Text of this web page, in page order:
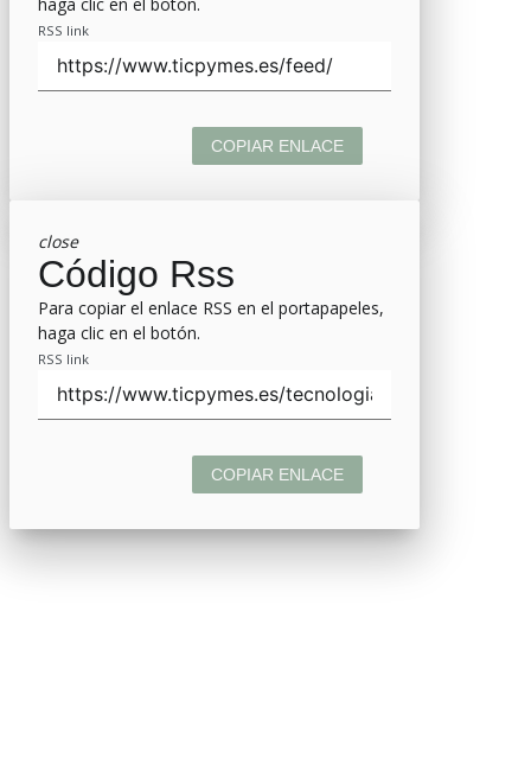
RSS link
COPIAR ENLACE
close
Código Rss
Para copiar el enlace RSS en el portapapeles,
haga clic en el botón.
RSS link
COPIAR ENLACE